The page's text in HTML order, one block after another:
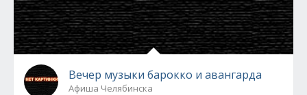
Вечер музыки барокко и авангарда
Афиша Челябинска